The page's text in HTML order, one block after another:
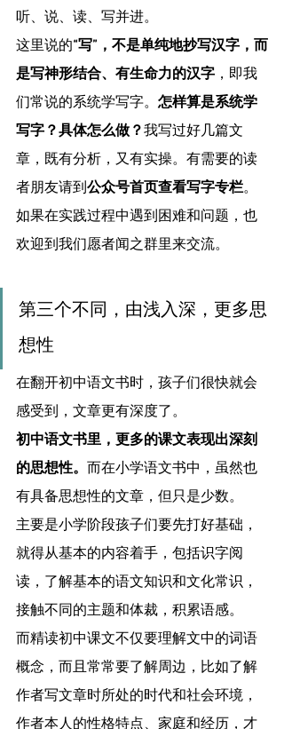
听、说、读、写并进。
这里说的“写”，不是单纯地抄写汉字，而
是写神形结合、有生命力的汉字 ，即我
们常说的系统学写字。 怎样算是系统学
写字？具体怎么做？我写过好几篇文
章，既有分析，又有实操。有需要的读
者朋友请到公众号首页查看写字专栏。
如果在实践过程中遇到困难和问题，也
欢迎到我们愿者闻之群里来交流。
第三个不同，由浅入深，更多思
想性
在翻开初中语文书时，孩子们很快就会
感受到，文章更有深度了。
初中语文书里，更多的课文表现出深刻
的思想性。 而在小学语文书中，虽然也
有具备思想性的文章，但只是少数。
主要是小学阶段孩子们要先打好基础，
就得从基本的内容着手，包括识字阅
读，了解基本的语文知识和文化常识，
接触不同的主题和体裁，积累语感。
而精读初中课文不仅要理解文中的词语
概念，而且常常要了解周边，比如了解
作者写文章时所处的时代和社会环境，
作者本人的性格特点、家庭和经历，才